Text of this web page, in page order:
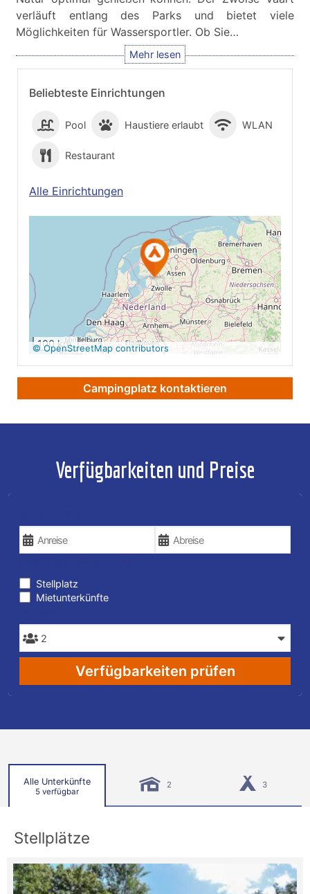
Beliebteste Einrichtungen
Pool Haustiere erlaubt WLAN
Restaurant
Alle Einrichtungen
Auf Google Maps
anzeigen
100 km
© OpenStreetMap contributors
Campingplatz kontaktieren
verläuft entlang des Parks und bietet viele
Möglichkeiten für Wassersportler. Ob Sie…
Verfügbarkeiten und Preise
Stellplatz
Mietunterkünfte
Verfügbarkeiten prüfen
Alle Unterkünfte
5 verfügbar
2 3
Stellplätze